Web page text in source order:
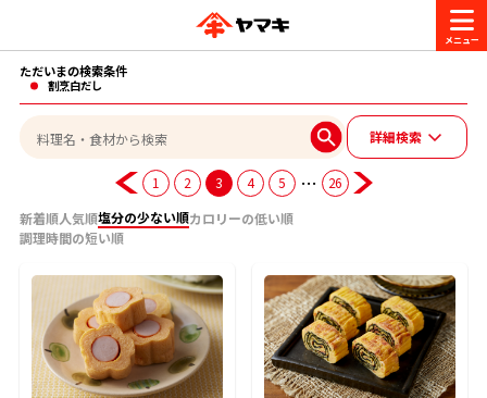
商品情報
ヤマキ『めんつゆ』 ヤマキ 割烹白だし
レシピ
おいしいレシピを探す
おいしいレシピトップ
主食レシピ
かつお節・だしを楽しむ
かつお節・だしを知る
だしの取り方
CM・キャンペーン
企業・採用情報
ただいまの検索条件
割烹白だし
詳細検索
1 2 3 4 5 …
26
新着順人気順塩分の少ない順カロリーの低い順
調理時間の短い順